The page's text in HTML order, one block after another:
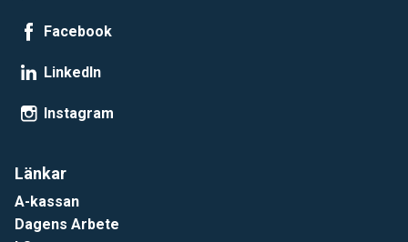
Facebook
LinkedIn
Instagram
Länkar
A-kassan
Dagens Arbete